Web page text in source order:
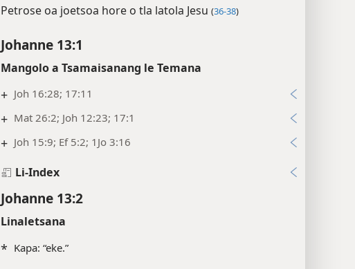
Petrose oa joetsoa hore o tla latola Jesu (36-38)
Johanne 13:1
Mangolo a Tsamaisanang le Temana
+ Joh 16:28; 17:11
+ Mat 26:2; Joh 12:23; 17:1
+ Joh 15:9; Ef 5:2; 1Jo 3:16
Li-Index
Johanne 13:2
Linaletsana
* Kapa: “eke.”